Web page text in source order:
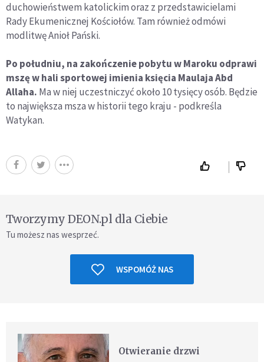
duchowieństwem katolickim oraz z przedstawicielami
Rady Ekumenicznej Kościołów. Tam również odmówi
modlitwę Anioł Pański.
Po południu, na zakończenie pobytu w Maroku odprawi
mszę w hali sportowej imienia księcia Maulaja Abd
Allaha. Ma w niej uczestniczyć około 10 tysięcy osób. Będzie
to największa msza w historii tego kraju - podkreśla
Watykan.
Tworzymy DEON.pl dla Ciebie
Tu możesz nas wesprzeć.
WSPOMÓŻ NAS
Otwieranie drzwi